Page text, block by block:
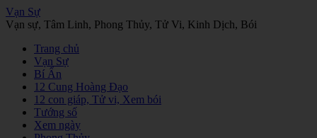
Vạn Sự
Vạn sự, Tâm Linh, Phong Thủy, Tử Vi, Kinh Dịch, Bói
Trang chủ
Vạn Sự
Bí Ẩn
12 Cung Hoàng Đạo
12 con giáp, Tử vi, Xem bói
Tướng số
Xem ngày